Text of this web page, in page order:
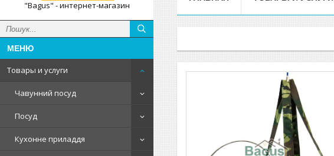
"Bagus" - интернет-магазин
Товары и услуги
Чавунний посуд
Посуд
Кухонне приладдя